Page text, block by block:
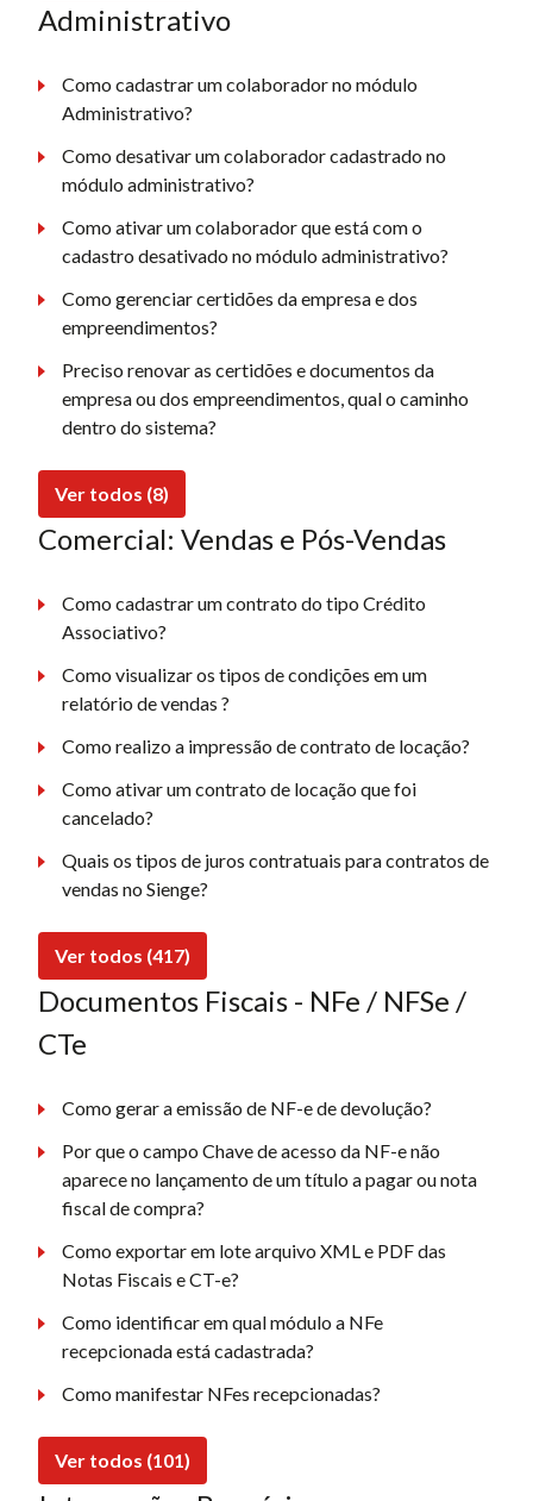
Administrativo
Como cadastrar um colaborador no módulo
Administrativo?
Como desativar um colaborador cadastrado no
módulo administrativo?
Como ativar um colaborador que está com o
cadastro desativado no módulo administrativo?
Como gerenciar certidões da empresa e dos
empreendimentos?
Preciso renovar as certidões e documentos da
empresa ou dos empreendimentos, qual o caminho
dentro do sistema?
Ver todos (8)
Comercial: Vendas e Pós-Vendas
Como cadastrar um contrato do tipo Crédito
Associativo?
Como visualizar os tipos de condições em um
relatório de vendas ?
Como realizo a impressão de contrato de locação?
Como ativar um contrato de locação que foi
cancelado?
Quais os tipos de juros contratuais para contratos de
vendas no Sienge?
Ver todos (417)
Documentos Fiscais - NFe / NFSe /
CTe
Como gerar a emissão de NF-e de devolução?
Por que o campo Chave de acesso da NF-e não
aparece no lançamento de um título a pagar ou nota
fiscal de compra?
Como exportar em lote arquivo XML e PDF das
Notas Fiscais e CT-e?
Como identificar em qual módulo a NFe
recepcionada está cadastrada?
Como manifestar NFes recepcionadas?
Ver todos (101)